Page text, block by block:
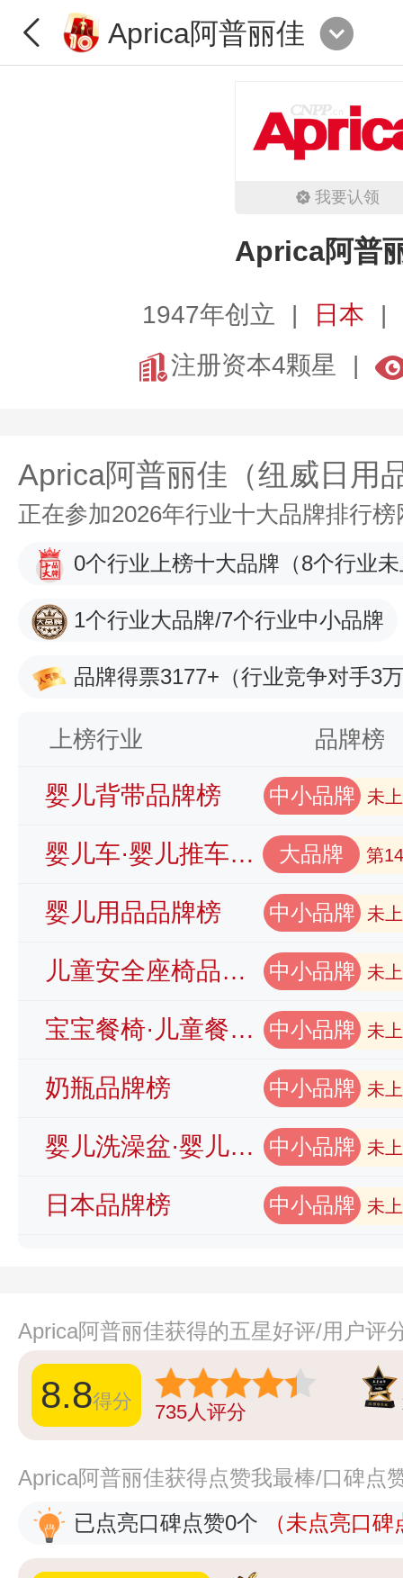
Aprica阿普丽佳
我要认领
Aprica阿普
1947年创立
日本
注册资本4颗星
Aprica阿普丽佳（纽威日用
正在参加2026年行业十大品牌排行
0个行业上榜十大品牌 （8个行业
1个行业大品牌/7个行业中小品牌
品牌得票3177+ （行业竞争对手3
上榜行业 品牌榜
婴儿背带品牌榜 中小品牌 未
婴儿车·婴儿推车品牌榜 大品牌 第
婴儿用品品牌榜 中小品牌 未
儿童安全座椅品牌榜 中小品牌 未
宝宝餐椅·儿童餐椅品牌榜 中小品牌 未
奶瓶品牌榜 中小品牌 未
婴儿洗澡盆·婴儿浴盆品牌榜 中小品牌 未
日本品牌榜 中小品牌 未
Aprica阿普丽佳获得的五星好评/用户评
8.8得分 735人评分
Aprica阿普丽佳获得点赞我最棒/口碑点
已点亮口碑点赞0个
（未点亮口